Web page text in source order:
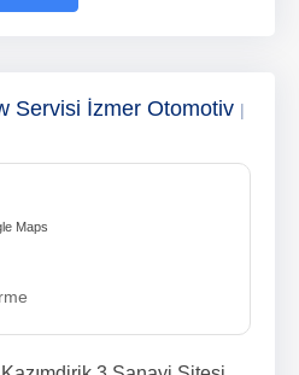
Servisi İzmer Otomotiv |
Maps